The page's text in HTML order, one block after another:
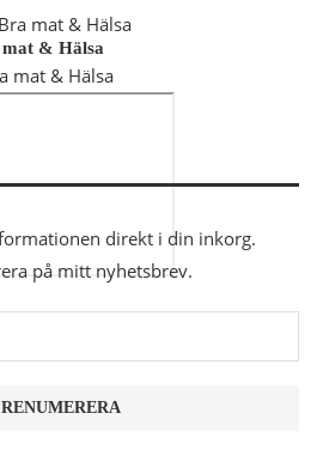
mat & Hälsa
mat & Hälsa
direkt i din inkorg.
på mitt nyhetsbrev.